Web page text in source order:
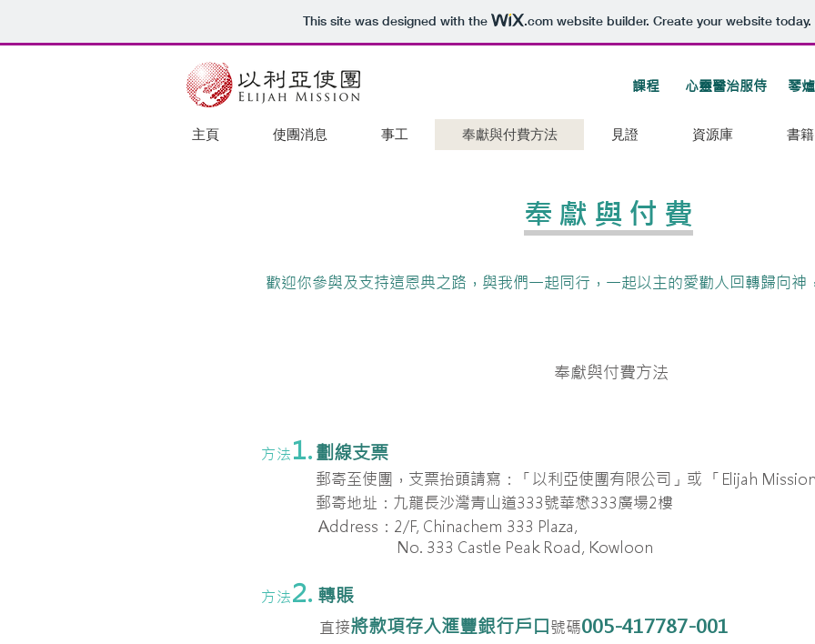
This site was designed with the .comwebsite builder. Create your website today.
課程 心靈醫治服侍 琴
主頁 使團消息 事工 奉獻與付費方法 見證 資源庫 書籍
​奉獻與付費
歡迎你參與及支持這恩典之路，與我們一起同行，一起以主的愛勸人回轉歸向神
奉獻與付費方法
​方法 1. 劃線支票
郵寄至使團 ，支票抬頭請寫：「以利亞使團有限公司」或 「Elijah
郵寄地址： 九龍長沙灣青山道333號華懋333廣場2樓
Address ： 2/F, Chinachem 333 Plaza,
No. 333 Castle Peak Road, Kowloon
方法2. 轉賬
直接將款項存入滙豐銀行戶口號碼005-417787-001